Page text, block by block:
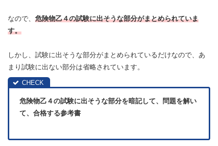
なので、 危険物乙４の試験に出そうな部分がまとめられていま
す。
しかし、試験に出そうな部分がまとめられているだけなので、あ
まり試験に出ない部分は省略されています。
危険物乙４の試験に出そうな部分を暗記して、問題を解い
て、合格する参考書